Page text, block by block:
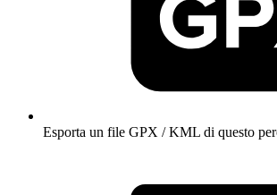
Esporta un file GPX / KML di questo